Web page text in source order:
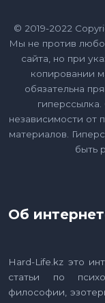
© 2019-2022
Мы не против
сайта, но при
копировании
обязательна
независимости от
материалов.
быть
Об
Hard-Life.kz это
статьи по
философии,